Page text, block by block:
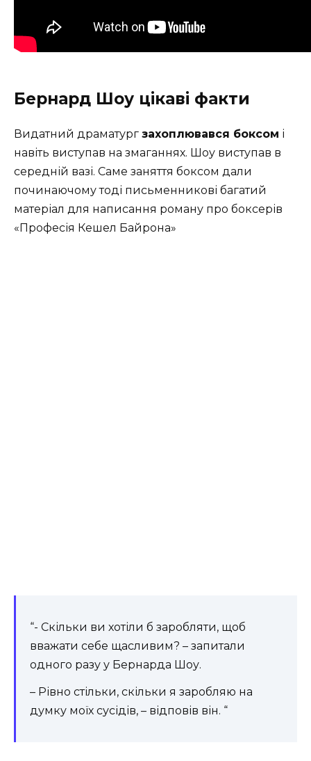
Бернард Шоу цікаві факти
Видатний драматург захоплювався боксом і
навіть виступав на змаганнях. Шоу виступав в
середній вазі. Саме заняття боксом дали
починаючому тоді письменникові багатий
матеріал для написання роману про боксерів
«Професія Кешел Байрона»
“- Скільки ви хотіли б заробляти, щоб
вважати себе щасливим? – запитали
одного разу у Бернарда Шоу.
– Рівно стільки, скільки я заробляю на
думку моїх сусідів, – відповів він. “